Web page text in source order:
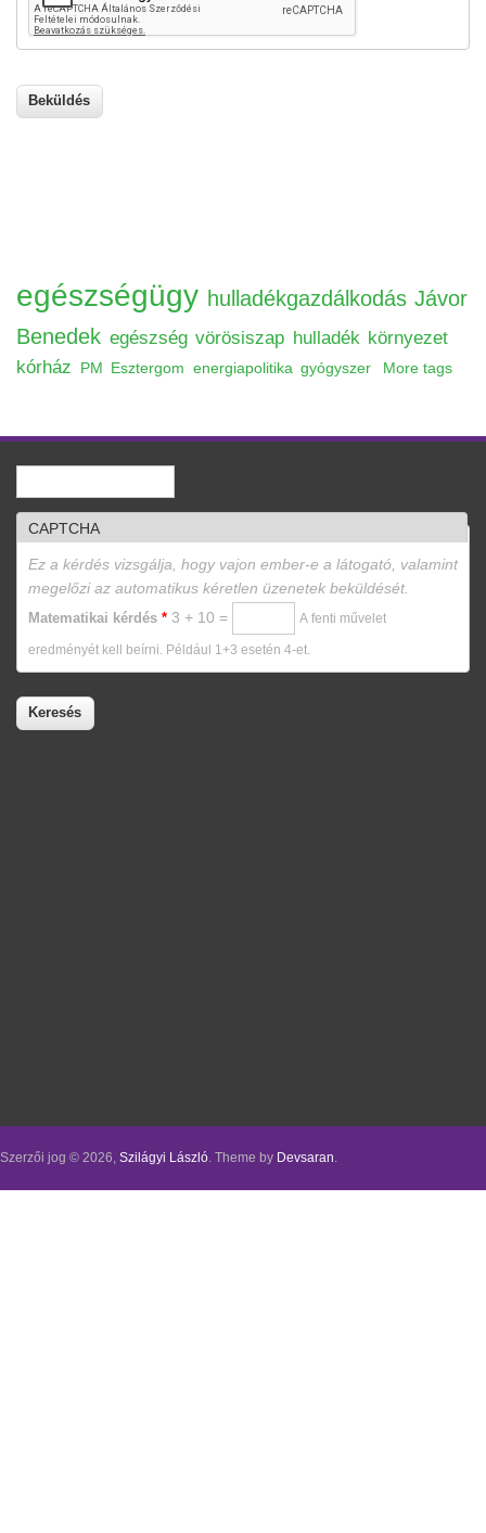
egészségügy hulladékgazdálkodás Jávor
Benedek egészség vörösiszap hulladék környezet
kórház
PM Esztergom energiapolitika gyógyszer More tags
CAPTCHA
Ez a kérdés vizsgálja, hogy vajon ember-e a látogató, valamint
megelőzi az automatikus kéretlen üzenetek beküldését.
Matematikai kérdés * 3 + 10 = A fenti művelet
eredményét kell beírni. Például 1+3 esetén 4-et.
Szerzői jog © 2026, Szilágyi László. Theme by Devsaran.